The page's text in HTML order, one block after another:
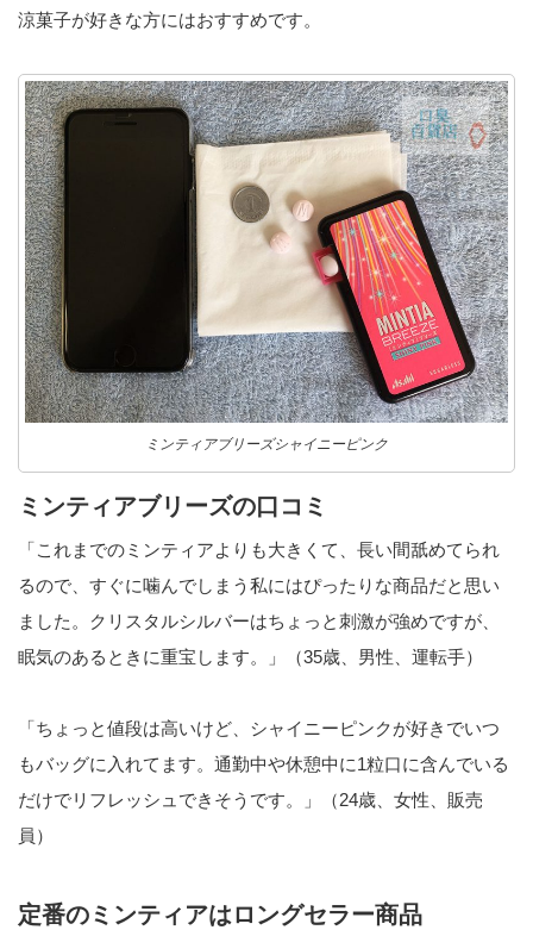
涼菓子が好きな方にはおすすめです。
ミンティアブリーズシャイニーピンク
ミンティアブリーズの口コミ
「これまでのミンティアよりも大きくて、長い間舐めてられ
るので、すぐに噛んでしまう私にはぴったりな商品だと思い
ました。クリスタルシルバーはちょっと刺激が強めですが、
眠気のあるときに重宝します。」（35歳、男性、運転手）
「ちょっと値段は高いけど、シャイニーピンクが好きでいつ
もバッグに入れてます。通勤中や休憩中に1粒口に含んでいる
だけでリフレッシュできそうです。」（24歳、女性、販売
員）
定番のミンティアはロングセラー商品